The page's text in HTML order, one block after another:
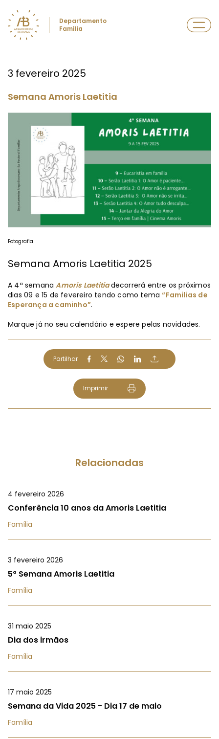
Departamento
Família
3 fevereiro 2025
Semana Amoris Laetitia
Fotografia
Semana Amoris Laetitia 2025
A 4ª semanaAmoris Laetitiadecorrerá entre os próximos
dias 09 e 15 de fevereiro tendo como tema“Familias de
Esperança a caminho”.
Marque já no seu calendário e espere pelas novidades.
Partilhar
Imprimir
Relacionadas
4 fevereiro 2026
Conferência 10 anos da Amoris Laetitia
Família
3 fevereiro 2026
5ª Semana Amoris Laetitia
Família
31 maio 2025
Dia dos irmãos
Família
17 maio 2025
Semana da Vida 2025 - Dia 17 de maio
Família